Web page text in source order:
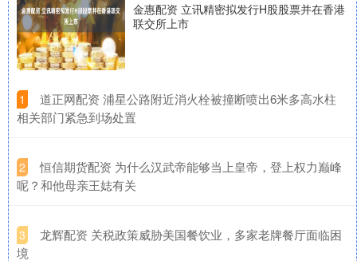
金惠配资 立讯精密拟发行H股股票并在香港
联交所上市
1
​道正网配资 浦星公路附近消火栓被撞断喷出6米多高水柱
相关部门紧急到场处置
2
​恒信期货配资 为什么汉武帝能够当上皇帝，登上权力巅峰
呢？和他母亲王娡有关
3
​龙辉配资 关税政策威胁美国餐饮业，多家老牌餐厅面临困
境